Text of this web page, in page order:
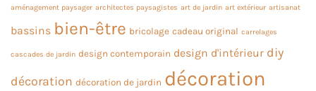
aménagement paysager architectes paysagistes art de jardin art extérieur artisanat
bassins bien-être bricolage cadeau original carrelages
cascades de jardin design contemporain design d'intérieur diy
décoration décoration de jardin décoration